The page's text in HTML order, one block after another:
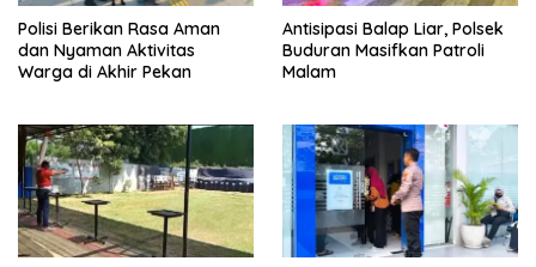
Polisi Berikan Rasa Aman
dan Nyaman Aktivitas
Warga di Akhir Pekan
Antisipasi Balap Liar, Polsek
Buduran Masifkan Patroli
Malam